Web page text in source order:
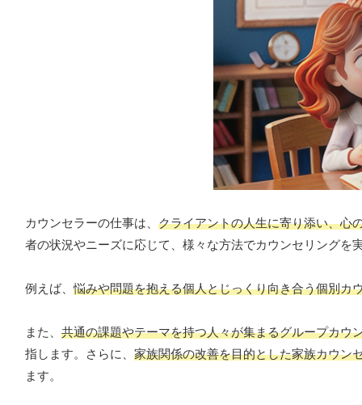
カウンセラーの仕事は、 クライアントの人生に寄り添い、心
者の状況やニーズに応じて、様々な方法でカウンセリングを
例えば、悩みや問題を抱える個人とじっくり向き合う個別カ
また、 共通の課題やテーマを持つ人々が集まるグループカウ
指します。さらに、 家族関係の改善を目的とした家族カウン
ます。